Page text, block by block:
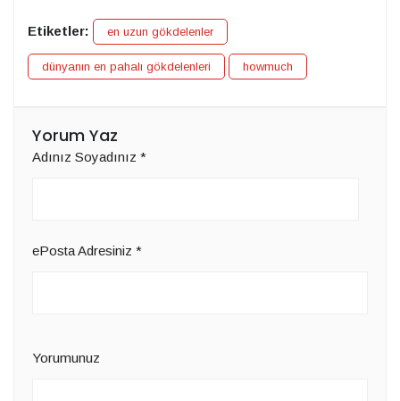
Etiketler: en uzun gökdelenler
dünyanın en pahalı gökdelenleri howmuch
Yorum Yaz
Adınız Soyadınız *
ePosta Adresiniz *
Yorumunuz